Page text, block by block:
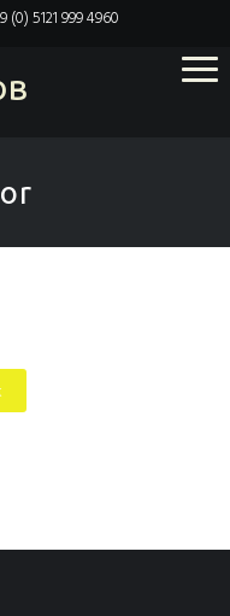
(0) 5121 999 4960